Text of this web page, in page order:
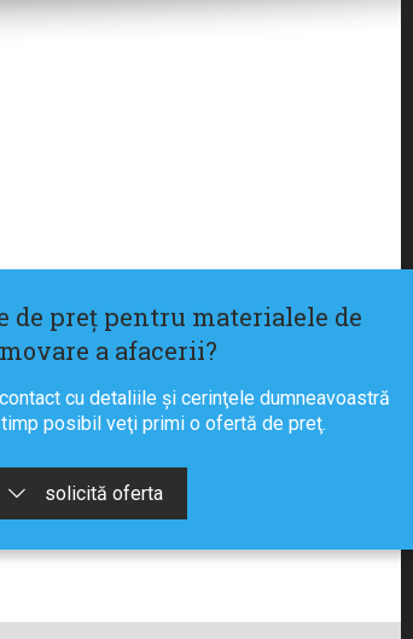
de preţ pentru materialele de
a afacerii?
cu detaliile şi cerinţele dumneavoastră
posibil veţi primi o ofertă de preţ.
solicită oferta